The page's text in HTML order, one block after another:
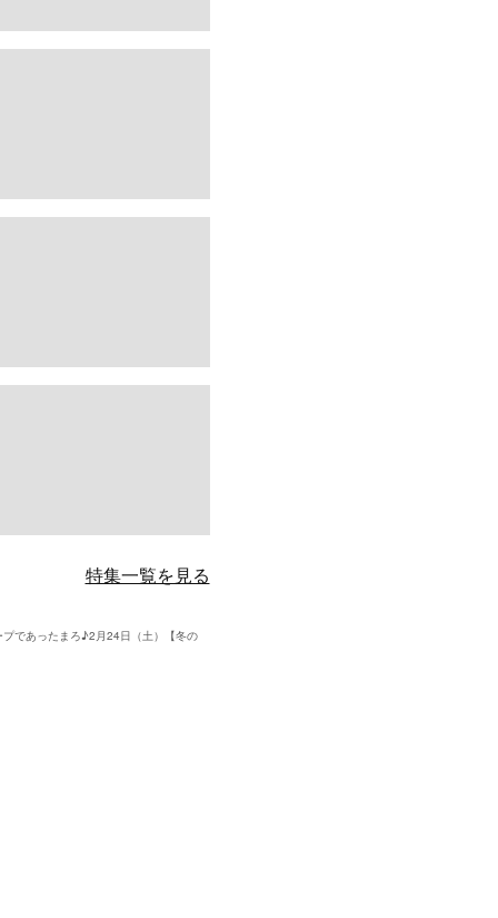
特集一覧を見る
であったまろ♪2月24日（土）【冬の